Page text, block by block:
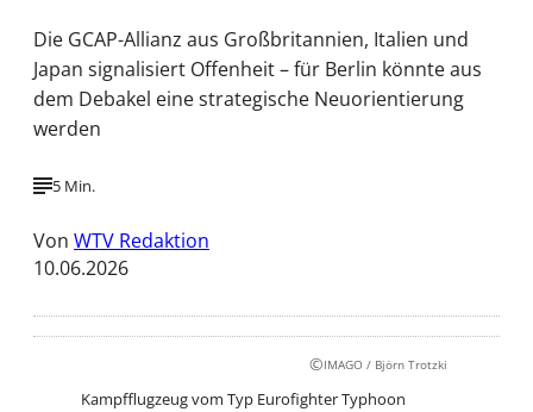
Die GCAP-Allianz aus Großbritannien, Italien und
Japan signalisiert Offenheit – für Berlin könnte aus
dem Debakel eine strategische Neuorientierung
werden
5 Min.
Von WTV Redaktion
10.06.2026
©IMAGO / Björn Trotzki
Kampfflugzeug vom Typ Eurofighter Typhoon